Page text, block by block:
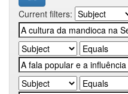
Current filters: